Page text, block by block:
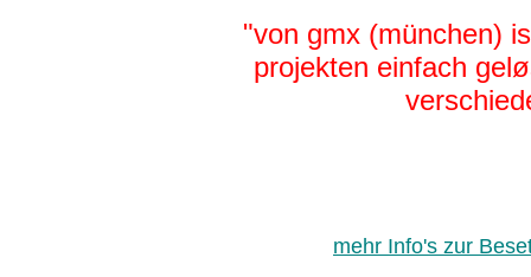
"von gmx (münchen)
projekten einfach
mehr Info's zur